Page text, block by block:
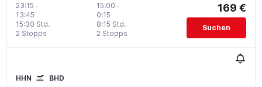
23:15 -
13:45
2 Stopps
15:30 Std.
15:00 -
0:15
2 Stopps
8:15 Std.
169 €
Suchen
HHN BHD